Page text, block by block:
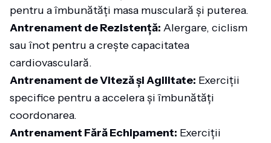
pentru a îmbunătăți masa musculară și puterea.
Antrenament de Rezistență: Alergare, ciclism
sau înot pentru a crește capacitatea
cardiovasculară.
Antrenament de Viteză și Agilitate: Exerciții
specifice pentru a accelera și îmbunătăți
coordonarea.
Antrenament Fără Echipament: Exerciții